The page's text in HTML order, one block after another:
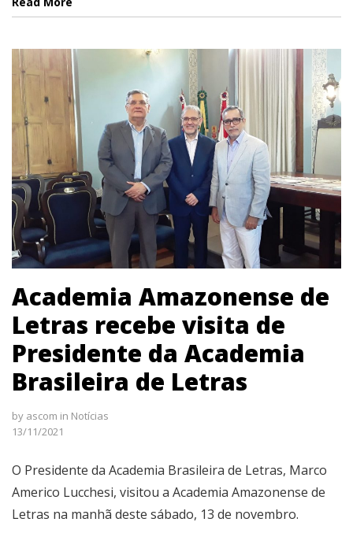
Academia Amazonense de
Letras recebe visita de
Presidente da Academia
Brasileira de Letras
by ascom in Notícias
13/11/2021
O Presidente da Academia Brasileira de Letras, Marco
Americo Lucchesi, visitou a Academia Amazonense de
Letras na manhã deste sábado, 13 de novembro.